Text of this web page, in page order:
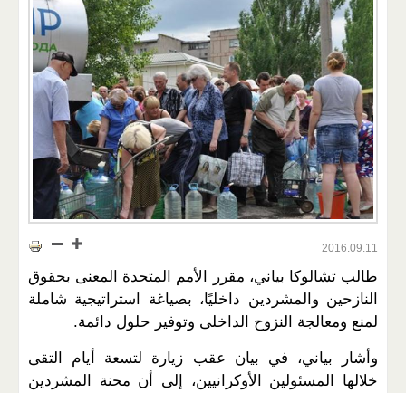
2016.09.11
طالب تشالوكا بياني، مقرر الأمم المتحدة المعنى بحقوق
النازحين والمشردين داخليًا، بصياغة استراتيجية شاملة
لمنع ومعالجة النزوح الداخلى وتوفير حلول دائمة.
وأشار بياني، في بيان عقب زيارة لتسعة أيام التقى
خلالها المسئولين الأوكرانيين، إلى أن محنة المشردين